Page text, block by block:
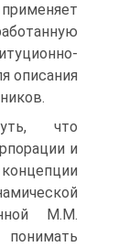
описания
что
и
М.М.
понимать